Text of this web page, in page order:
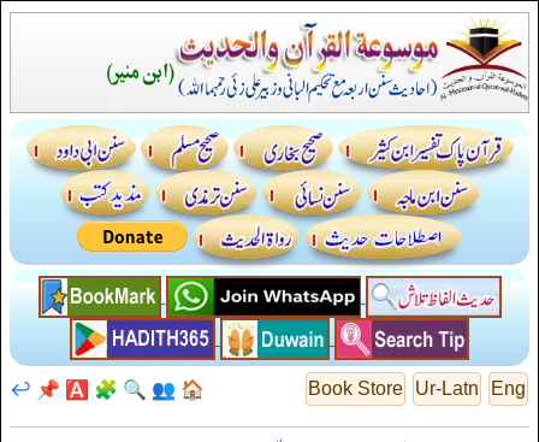
Eng
Ur-Latn
Book Store
🏠
👥
🔍
🧩
🅰️
📌
↩️